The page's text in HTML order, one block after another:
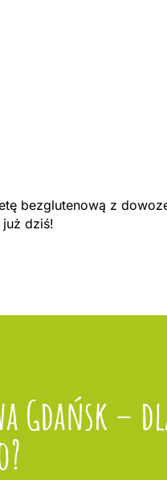
bezglutenową z
dziś!
Gdańsk –